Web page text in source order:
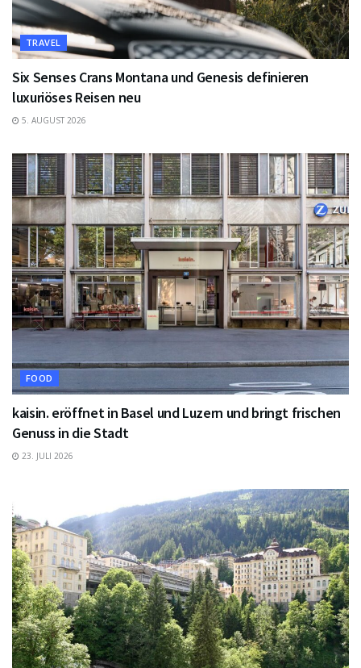
TRAVEL
Six Senses Crans Montana und Genesis definieren
luxuriöses Reisen neu
5. AUGUST 2026
FOOD
kaisin. eröffnet in Basel und Luzern und bringt frischen
Genuss in die Stadt
23. JULI 2026